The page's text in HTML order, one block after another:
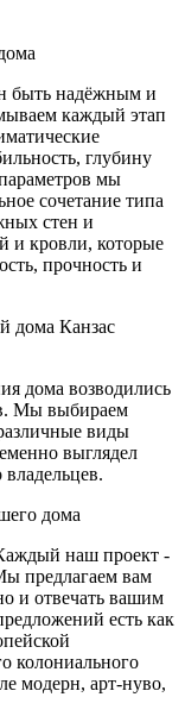
быть надёжным и
каждый этап
глубину
мы
сочетание типа
стен и
и кровли, которые
прочность и
дома возводились
Мы выбираем
виды
выглядел
дома
наш проект -
предлагаем вам
и отвечать вашим
есть как
колониального
модерн, арт-нуво,